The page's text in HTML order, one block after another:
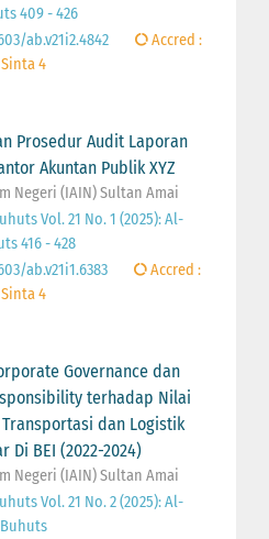
409 - 426
ab.v21i2.4842
Accred :
Sinta 4
Prosedur Audit Laporan
Akuntan Publik XYZ
Negeri (IAIN) Sultan Amai
Vol. 21 No. 1 (2025): Al-
416 - 428
ab.v21i1.6383
Accred :
Sinta 4
Governance dan
terhadap Nilai
dan Logistik
Di BEI (2022-2024)
Negeri (IAIN) Sultan Amai
Vol. 21 No. 2 (2025): Al-
Buhuts